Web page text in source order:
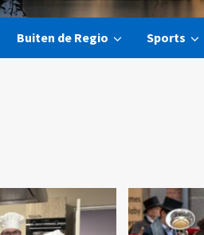
Buiten de Regio Sports